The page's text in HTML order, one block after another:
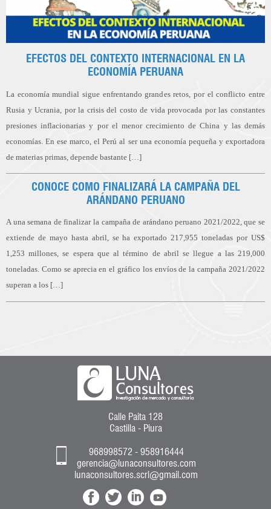
EFECTOS DEL CONTEXTO INTERNACIONAL EN LA
ECONOMÍA PERUANA
La economía mundial sigue enfrentando grandes retos, por el conflicto entre
Rusia y Ucrania, por la crisis del costo de vida provocada por las constantes
presiones inflacionarias y por el menor crecimiento de China y las demás
economías. En ese marco, el Perú al ser una economía pequeña y exportadora
de materias primas, depende bastante […]
CONOCE COMO FINALIZARÁ LA CAMPAÑA DEL
ARÁNDANO PERUANO
A una semana de finalizar la campaña de arándano peruano 2021/2022, que se
extiende de mayo hasta abril, se ha exportado 217,955 toneladas por US$
1,253 millones, se espera que al término de abril se llegue a las 219,000
toneladas. Como se aprecia en el gráfico los envíos de la campaña 2021/2022
superan a los […]
Calle Paita 128
Castilla - Piura
968998572 - 958916444
gerencia@lunaconsultores.com
lunaconsultores.scrl@gmail.com